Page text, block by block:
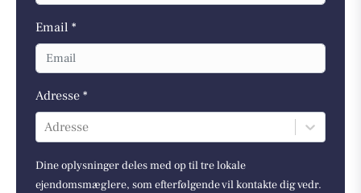
Email *
Adresse *
Adresse
Dine oplysninger deles med op til tre lokale
ejendomsmæglere, som efterfølgende vil kontakte dig vedr.